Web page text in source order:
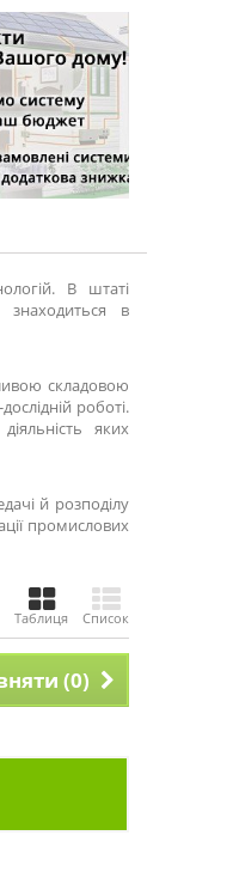
В штаті
знаходиться в
складовою
роботі.
яких
й розподілу
промислових
Таблиця Список
(0)